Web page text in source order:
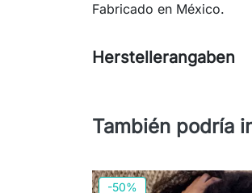
Fabricado en México.
Herstellerangaben
También podría
-50%